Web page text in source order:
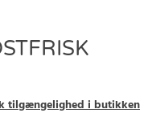
tilgængelighed i butikken